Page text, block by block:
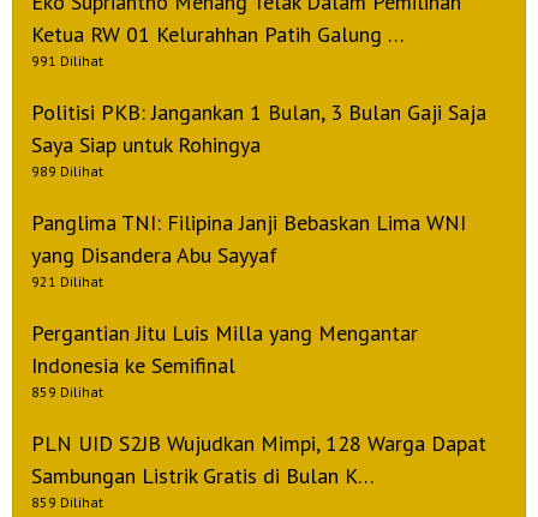
Ketua RW 01 Kelurahhan Patih Galung …
991 Dilihat
Politisi PKB: Jangankan 1 Bulan, 3 Bulan Gaji Saja
Saya Siap untuk Rohingya
989 Dilihat
Panglima TNI: Filipina Janji Bebaskan Lima WNI
yang Disandera Abu Sayyaf
921 Dilihat
Pergantian Jitu Luis Milla yang Mengantar
Indonesia ke Semifinal
859 Dilihat
PLN UID S2JB Wujudkan Mimpi, 128 Warga Dapat
Sambungan Listrik Gratis di Bulan K…
859 Dilihat